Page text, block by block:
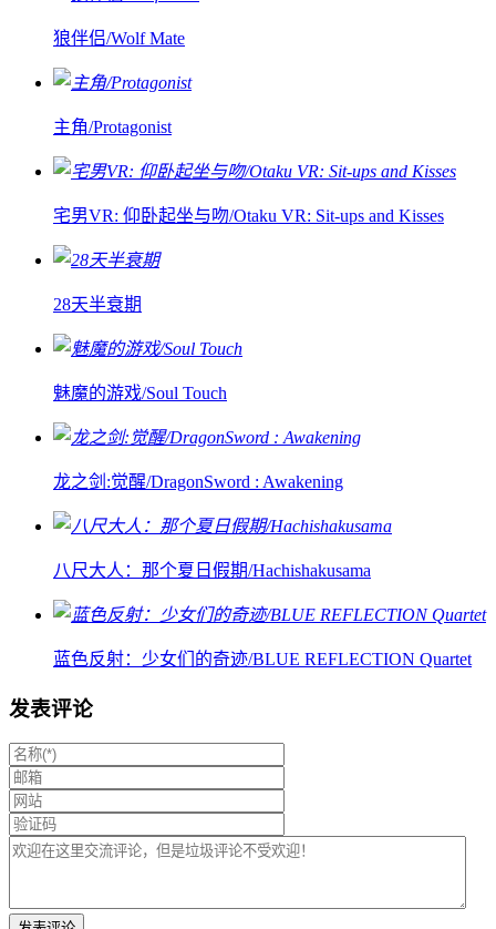
狼伴侣/Wolf Mate
主角/Protagonist
宅男VR: 仰卧起坐与吻/Otaku VR: Sit-ups and Kisses
28天半衰期
魅魔的游戏/Soul Touch
龙之剑:觉醒/DragonSword : Awakening
八尺大人：那个夏日假期/Hachishakusama
蓝色反射：少女们的奇迹/BLUE REFLECTION Quartet
发表评论